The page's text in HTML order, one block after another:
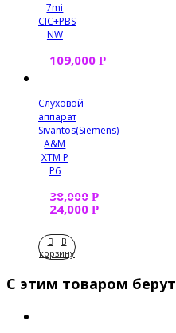
7mi
CIC+PBS
NW
109,000 Р
Слуховой
аппарат
Sivantos(Siemens)
A&M
XTM P
P6
38,000 Р
24,000 Р
В
корзину
С этим товаром берут